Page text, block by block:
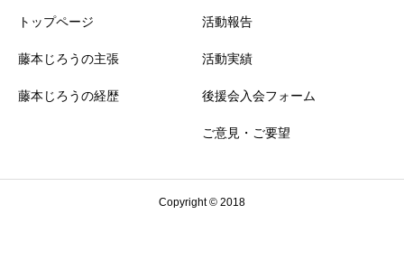
トップページ
藤本じろうの主張
藤本じろうの経歴
活動報告
活動実績
後援会入会フォーム
ご意見・ご要望
Copyright © 2018